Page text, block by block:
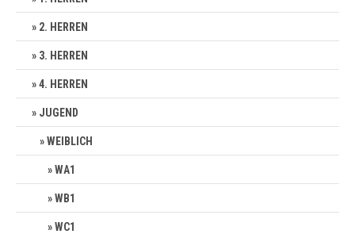
2. HERREN
3. HERREN
4. HERREN
JUGEND
WEIBLICH
WA1
WB1
WC1